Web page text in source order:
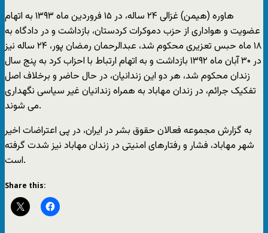
هاوره (هیمن) غزالى ٢۴ ساله، در ١۵ فروردین ماه ١٣٩٣ به اتهام
عضویت و هوادارى از حزب دموکرات کردستان، بازداشت و در دادگاه به
١٨ ماه حبس تعزیرى محکوم شد، عبدالرحمان رمضان پور، ۲۴ ساله نیز
در ۳۰ آبان ماه ۱۳۹۲ بازداشت و به اتهام ارتباط با احزاب کرد به پنج سال
زندان محکوم شد، هر دو این زندانیان، در حال حاضر و برخلاف اصل
تفکیک جرائم، در زندان مهاباد به همراه زندانیان غیر سیاسی نگهداری
می شوند.
به گزارش مجموعه فعالان حقوق بشر در ایران، در پى اعتراضات اخیر
شهر مهاباد، فشار و رفتارهاى امنیتى در زندان مهاباد نیز شدت گرفته
است.
Share this: